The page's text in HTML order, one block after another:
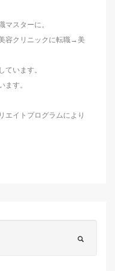
マスターに。
容クリニックに転職→美
ています。
ます。
エイトプログラムにより